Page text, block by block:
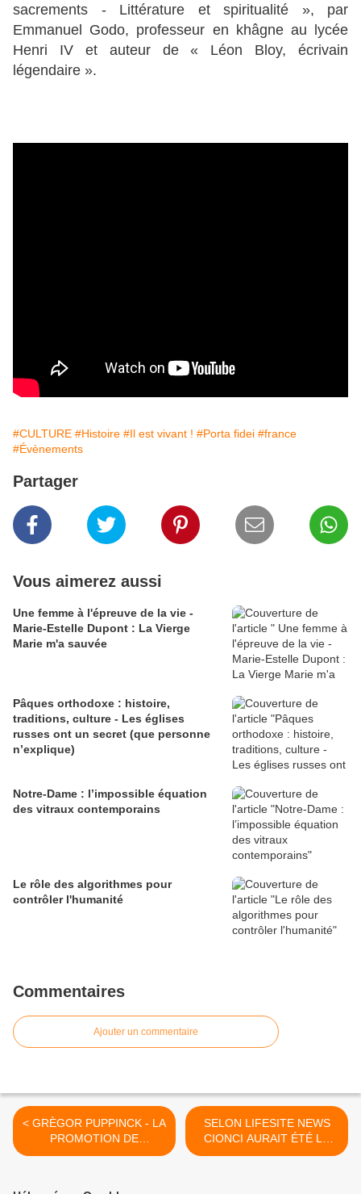
sacrements - Littérature et spiritualité », par
Emmanuel Godo, professeur en khâgne au lycée
Henri IV et auteur de « Léon Bloy, écrivain
légendaire ».
#CULTURE #Histoire #Il est vivant ! #Porta fidei #france
#Évènements
Partager
Vous aimerez aussi
Une femme à l'épreuve de la vie -
Marie-Estelle Dupont : La Vierge
Marie m'a sauvée
Pâques orthodoxe : histoire,
traditions, culture - Les églises
russes ont un secret (que personne
n’explique)
Notre-Dame : l’impossible équation
des vitraux contemporains
Le rôle des algorithmes pour
contrôler l'humanité
Commentaires
Ajouter un commentaire
< GRÈGOR PUPPINCK - LA
PROMOTION DE
L’EUTHANASIE AU XXème
SELON LIFESITE NEWS
CIONCI AURAIT ÉTÉ LE
PREMIER À DIRE QUE